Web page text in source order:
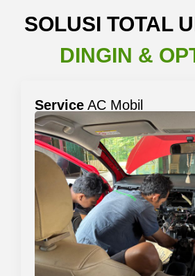
SOLUSI TOTAL
DINGIN &
Service AC Mobil